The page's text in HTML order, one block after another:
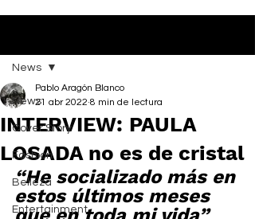
News
Cover Story
Fashion
Belleza
Entertainment
News
INTERVIEW: PAULA
LOSADA no es de cristal
Pablo Aragón Blanco
21 abr 2022 8 min de lectura
“He socializado más en
estos últimos meses